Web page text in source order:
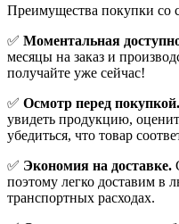
Преимущества покупки со
✅ Моментальная
месяцы на заказ и
получайте уже сейчас!
✅ Осмотр перед покупкой.
увидеть продукцию,
убедиться, что товар
✅ Экономия на доставке.
поэтому легко доставим в
транспортных расходах.